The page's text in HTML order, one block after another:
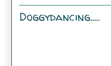
Doggydancing.....